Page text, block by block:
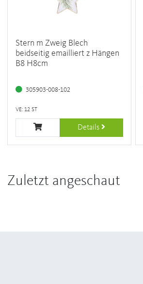
Stern m Zweig Blech
beidseitig emailliert z Hängen
B8 H8cm
305903-008-102
VE: 12 ST
Details
Zuletzt angeschaut